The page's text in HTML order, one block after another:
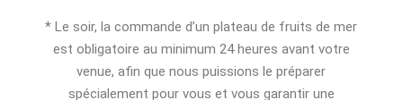
* Le soir, la commande d’un plateau de fruits de mer
est obligatoire au minimum 24 heures avant votre
venue, afin que nous puissions le préparer
spécialement pour vous et vous garantir une